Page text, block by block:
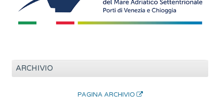
ARCHIVIO
PAGINA ARCHIVIO